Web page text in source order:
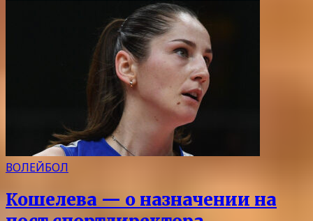
ВОЛЕЙБОЛ
Кошелева — о назначении на